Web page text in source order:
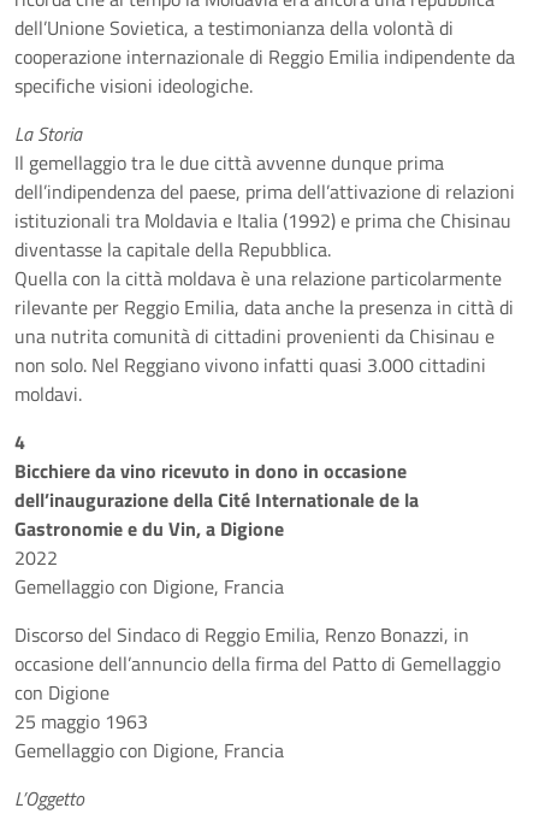
dell’Unione Sovietica, a testimonianza della volontà di
cooperazione internazionale di Reggio Emilia indipendente da
specifiche visioni ideologiche.
La Storia
Il gemellaggio tra le due città avvenne dunque prima
dell’indipendenza del paese, prima dell’attivazione di relazioni
istituzionali tra Moldavia e Italia (1992) e prima che Chisinau
diventasse la capitale della Repubblica.
Quella con la città moldava è una relazione particolarmente
rilevante per Reggio Emilia, data anche la presenza in città di
una nutrita comunità di cittadini provenienti da Chisinau e
non solo. Nel Reggiano vivono infatti quasi 3.000 cittadini
moldavi.
4
Bicchiere da vino ricevuto in dono in occasione
dell’inaugurazione della Cité Internationale de la
Gastronomie e du Vin, a Digione
2022
Gemellaggio con Digione, Francia
Discorso del Sindaco di Reggio Emilia, Renzo Bonazzi, in
occasione dell’annuncio della firma del Patto di Gemellaggio
con Digione
25 maggio 1963
Gemellaggio con Digione, Francia
L’Oggetto